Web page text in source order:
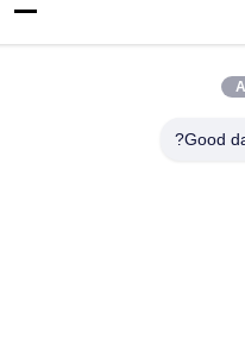
Good